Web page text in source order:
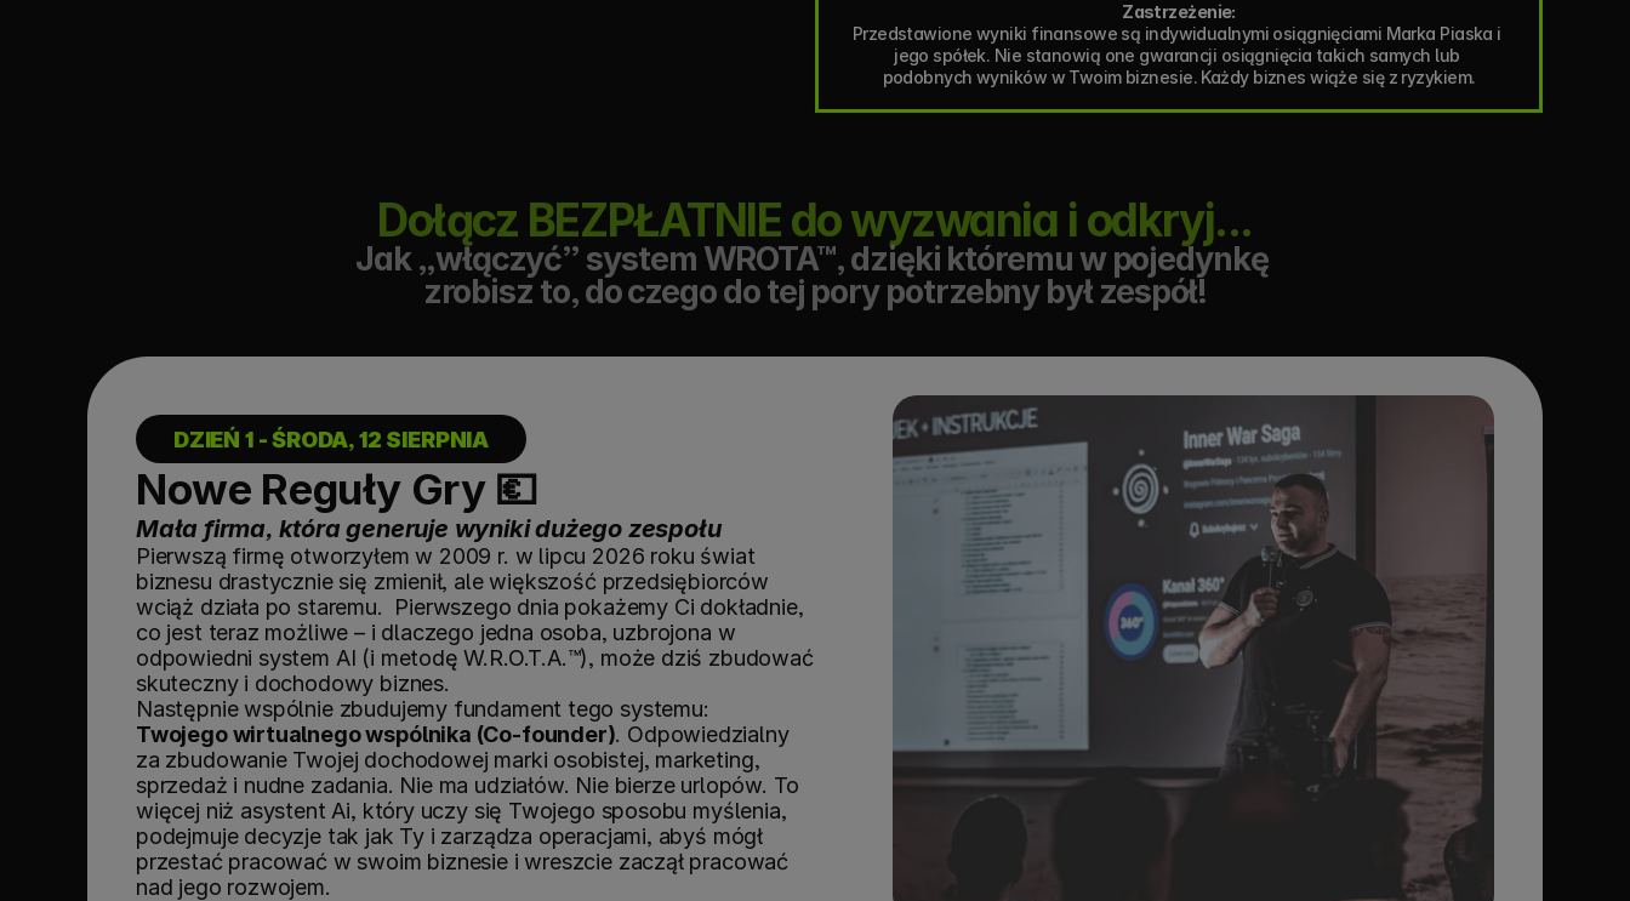
Zastrzeżenie:
Przedstawione wyniki finansowe są indywidualnymi osiągnięciami Marka Piaska i
jego spółek. Nie stanowią one gwarancji osiągnięcia takich samych lub
podobnych wyników w Twoim biznesie. Każdy biznes wiąże się z ryzykiem.
Dołącz BEZPŁATNIE do wyzwania i odkryj...
Jak „włączyć” system WROTA™, dzięki któremu w pojedynkę
zrobisz to, do czego do tej pory potrzebny był zespół!
DZIEŃ 1 - ŚRODA, 12 SIERPNIA
Nowe Reguły Gry 💶
Mała firma, która generuje wyniki dużego zespołu
Pierwszą firmę otworzyłem w 2009 r. w lipcu 2026 roku świat
biznesu drastycznie się zmienił, ale większość przedsiębiorców
wciąż działa po staremu.  Pierwszego dnia pokażemy Ci dokładnie,
co jest teraz możliwe – i dlaczego jedna osoba, uzbrojona w
odpowiedni system AI (i metodę W.R.O.T.A.™), może dziś zbudować
skuteczny i dochodowy biznes.
Następnie wspólnie zbudujemy fundament tego systemu:
Twojego wirtualnego wspólnika (Co-founder). Odpowiedzialny
za zbudowanie Twojej dochodowej marki osobistej, marketing,
sprzedaż i nudne zadania. Nie ma udziałów. Nie bierze urlopów. To
więcej niż asystent Ai, który uczy się Twojego sposobu myślenia,
podejmuje decyzje tak jak Ty i zarządza operacjami, abyś mógł
przestać pracować w swoim biznesie i wreszcie zaczął pracować
nad jego rozwojem.